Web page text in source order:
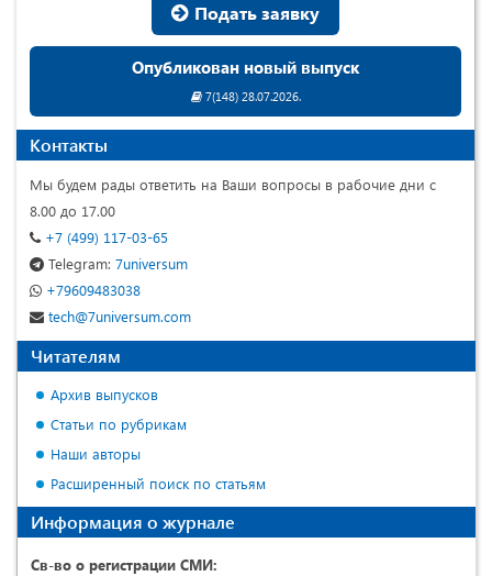
Подать заявку
Опубликован новый выпуск
7(148) 28.07.2026.
Контакты
Мы будем рады ответить на Ваши вопросы в рабочие дни с
8.00 до 17.00
+7 (499) 117-03-65
Telegram: 7universum
+79609483038
tech@7universum.com
Читателям
Архив выпусков
Статьи по рубрикам
Наши авторы
Расширенный поиск по статьям
Информация о журнале
Св-во о регистрации СМИ: